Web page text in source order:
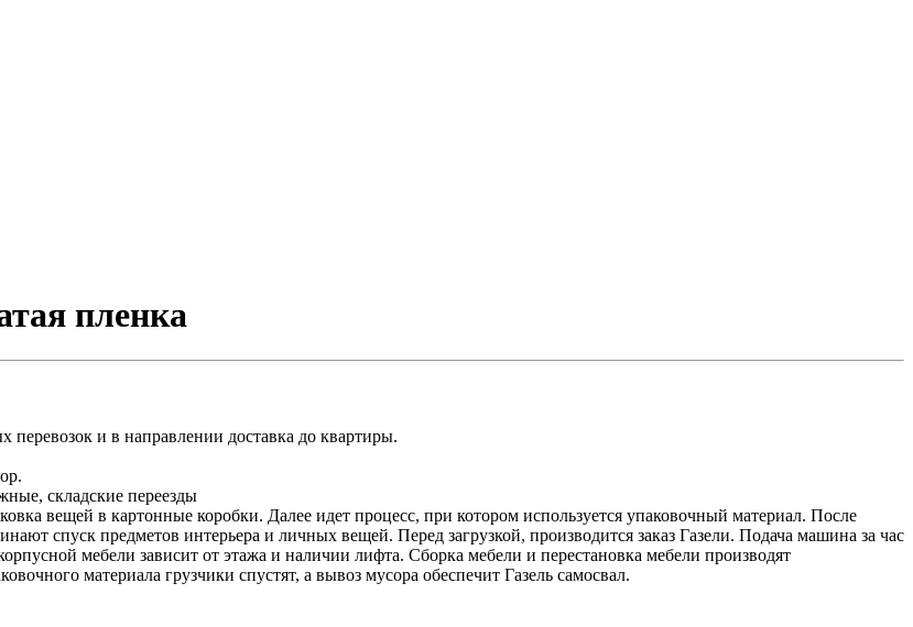
пленка
и в направлении доставка до квартиры.
складские переезды
вещей в картонные коробки. Далее идет процесс, при котором используется упаковочный материал. После
спуск предметов интерьера и личных вещей. Перед загрузкой, производится заказ Газели. Подача машина за час
мебели зависит от этажа и наличии лифта. Сборка мебели и перестановка мебели производят
материала грузчики спустят, а вывоз мусора обеспечит Газель самосвал.